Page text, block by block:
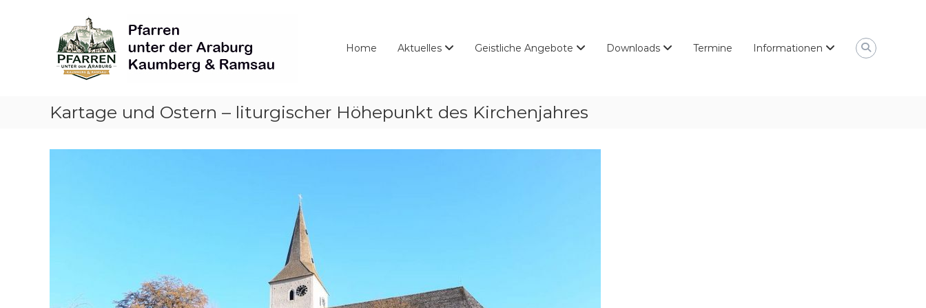
Pfarren
unter
derAraburg
in
Kaumberg
Home Aktuelles Geistliche Angebote Downloads Termine Informationen
Kartage und Ostern – liturgischer Höhepunkt des Kirchenjahres